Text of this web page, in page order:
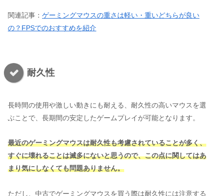
関連記事： ゲーミングマウスの重さは軽い・重いどちらが良い
の？FPSでのおすすめを紹介
耐久性
長時間の使用や激しい動きにも耐える、耐久性の高いマウスを選
ぶことで、長期間の安定したゲームプレイが可能となります。
最近のゲーミングマウスは耐久性も考慮されていることが多く、
すぐに壊れることは滅多にないと思うので、この点に関してはあ
まり気にしなくても問題ありません。
ただし、中古でゲーミングマウスを買う際は耐久性には注意する